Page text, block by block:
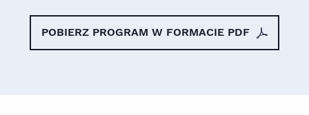
POBIERZ PROGRAM W FORMACIE PDF